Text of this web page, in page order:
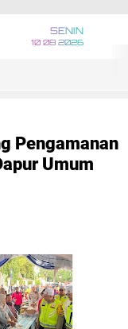
SENIN
10 08 2026
Pengamanan
Umum